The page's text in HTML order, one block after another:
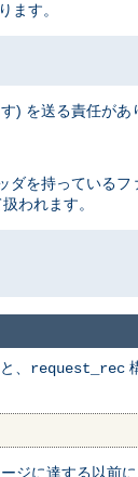
ます。
) を送る責任があ
を持っている
われます。
、 request_rec
ジに達する以前に